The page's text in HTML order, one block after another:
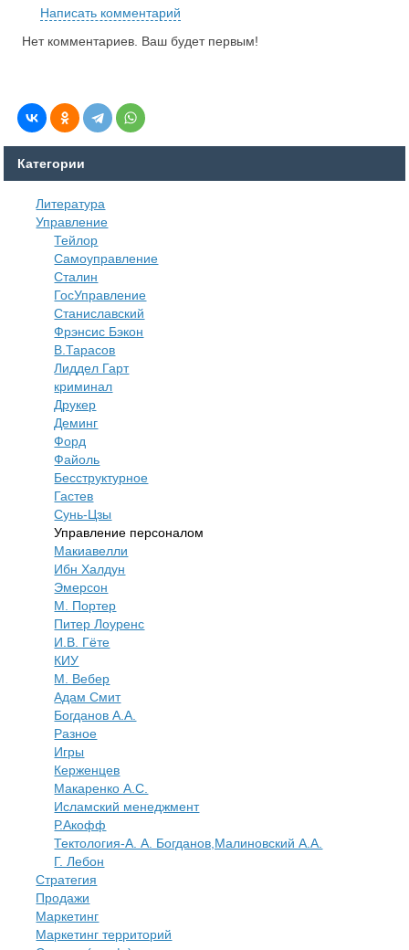
Написать комментарий
Нет комментариев. Ваш будет первым!
Категории
Литература
Управление
Тейлор
Самоуправление
Сталин
ГосУправление
Станиславский
Фрэнсис Бэкон
В.Тарасов
Лиддел Гарт
криминал
Друкер
Деминг
Форд
Файоль
Бесструктурное
Гастев
Сунь-Цзы
Управление персоналом
Макиавелли
Ибн Халдун
Эмерсон
М. Портер
Питер Лоуренс
И.В. Гёте
КИУ
М. Вебер
Адам Смит
Богданов А.А.
Разное
Игры
Керженцев
Макаренко А.С.
Исламский менеджмент
Р.Акофф
Тектология-А. А. Богданов,Малиновский А.А.
​Г. Лебон
Стратегия
Продажи
Маркетинг
Маркетинг территорий